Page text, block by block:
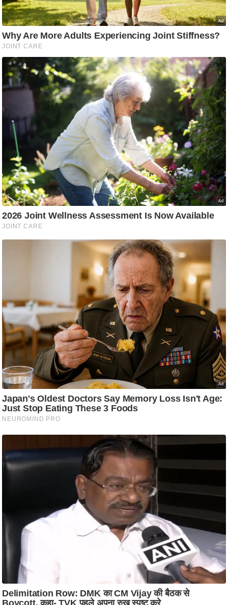
/
फै
श
न
घ
रे
लू
स्खे
प
र्य
ट
न
स्थ
ल
फि
ट
ने
रि
ले
श
न
शि
रा
ज
नी
ति
वि
श्ले
ष
ण
मा
तृ
भू